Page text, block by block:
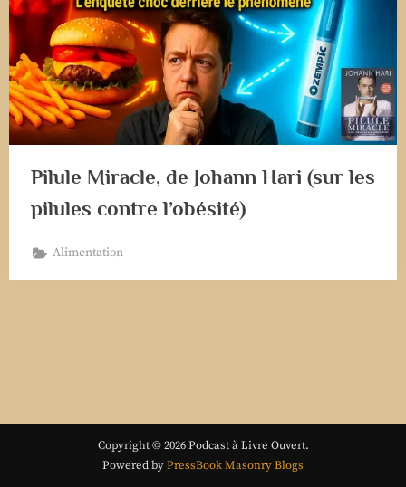
Pilule Miracle, de Johann Hari (sur les
pilules contre l’obésité)
Alimentation
Copyright © 2026 Podcast à Livre Ouvert.
Powered byPressBook Masonry Blogs